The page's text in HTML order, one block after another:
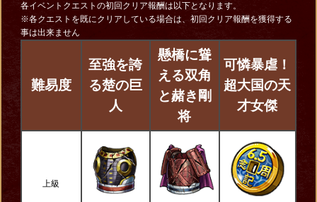
各イベントクエストの初回クリア報酬は以下となります。
※各クエストを既にクリアしている場合は、初回クリア報酬を獲得する
事は出来ません
難易度
至強を誇
る楚の巨
人
懸橋に聳
える双角
と赭き剛
将
可憐暴虐！
超大国の天
才女傑
上級